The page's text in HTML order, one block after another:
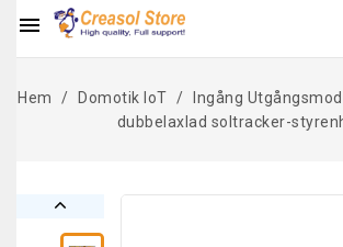

Hem Domotik IoT Ingång
dubbelaxlad soltracker-
